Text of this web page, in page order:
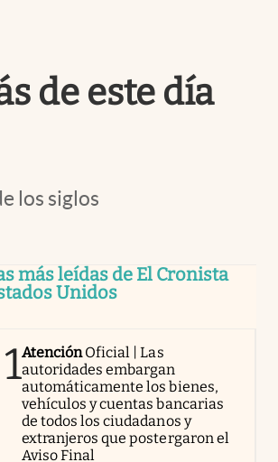
de este día
los siglos
más leídas de El Cronista
Unidos
1AtenciónOficial | Las
autoridades embargan
automáticamente los bienes,
vehículos y cuentas bancarias
de todos los ciudadanos y
extranjeros que postergaron el
Aviso Final